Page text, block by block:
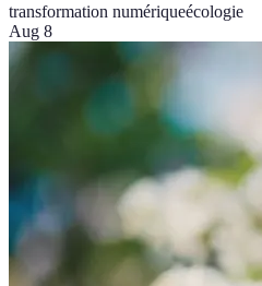
transformation numériqueécologie
Aug 8